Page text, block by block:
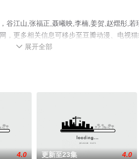
谷江山,张福正,聂曦映,李楠,姜贺,赵熠彤,
更多相关信息可移步至豆瓣动漫、电视猫
 展开全部
4.0 更新至23集 4.0